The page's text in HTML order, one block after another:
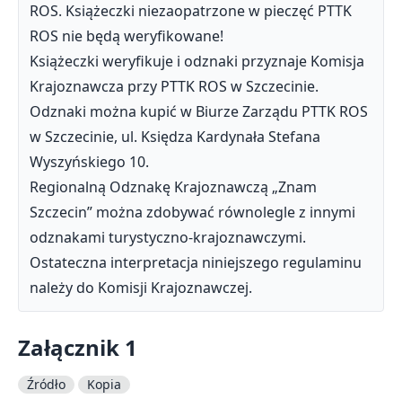
ROS. Książeczki niezaopatrzone w pieczęć PTTK
ROS nie będą weryfikowane!
Książeczki weryfikuje i odznaki przyznaje Komisja
Krajoznawcza przy PTTK ROS w Szczecinie.
Odznaki można kupić w Biurze Zarządu PTTK ROS
w Szczecinie, ul. Księdza Kardynała Stefana
Wyszyńskiego 10.
Regionalną Odznakę Krajoznawczą „Znam
Szczecin” można zdobywać równolegle z innymi
odznakami turystyczno-krajoznawczymi.
Ostateczna interpretacja niniejszego regulaminu
należy do Komisji Krajoznawczej.
Załącznik 1
Źródło Kopia